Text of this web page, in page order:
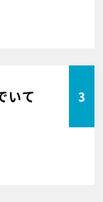
いて 3